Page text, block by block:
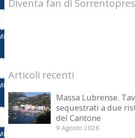
Diventa fan di
Articoli recenti
Massa Lubrense.
sequestrati a due
del Cantone
9 Agosto 2026